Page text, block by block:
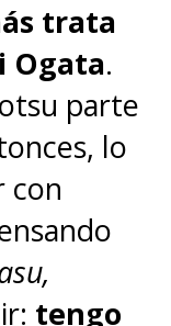
trata
Ogata.
parte
lo
con
tengo